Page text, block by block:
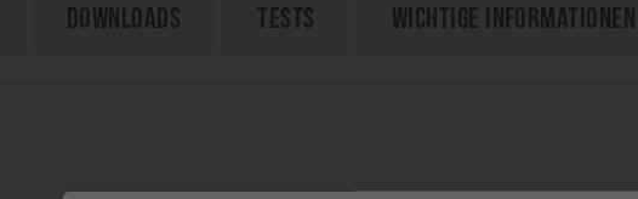
Downloads Tests Wichtige Informationen